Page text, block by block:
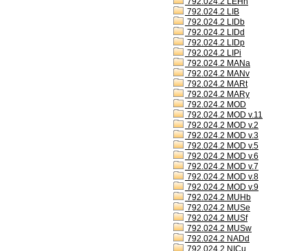
792.024.2 LIB
792.024.2 LIDb
792.024.2 LIDd
792.024.2 LIDp
792.024.2 LIPi
792.024.2 MANa
792.024.2 MANv
792.024.2 MARt
792.024.2 MARy
792.024.2 MOD
792.024.2 MOD v.11
792.024.2 MOD v.2
792.024.2 MOD v.3
792.024.2 MOD v.5
792.024.2 MOD v.6
792.024.2 MOD v.7
792.024.2 MOD v.8
792.024.2 MOD v.9
792.024.2 MUHb
792.024.2 MUSe
792.024.2 MUSf
792.024.2 MUSw
792.024.2 NADd
792.024.2 NICu